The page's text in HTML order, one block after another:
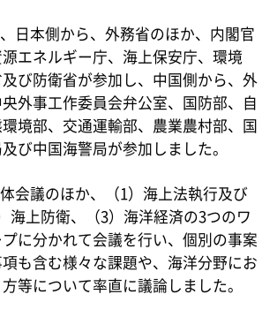
日本側から、外務省のほか、内閣官
エネルギー庁、海上保安庁、環境
び防衛省が参加し、中国側から、外
外事工作委員会弁公室、国防部、自
境部、交通運輸部、農業農村部、国
び中国海警局が参加しました。
会議のほか、（1）海上法執行及び
海上防衛、（3）海洋経済の3つのワ
に分かれて会議を行い、個別の事案
も含む様々な課題や、海洋分野にお
等について率直に議論しました。